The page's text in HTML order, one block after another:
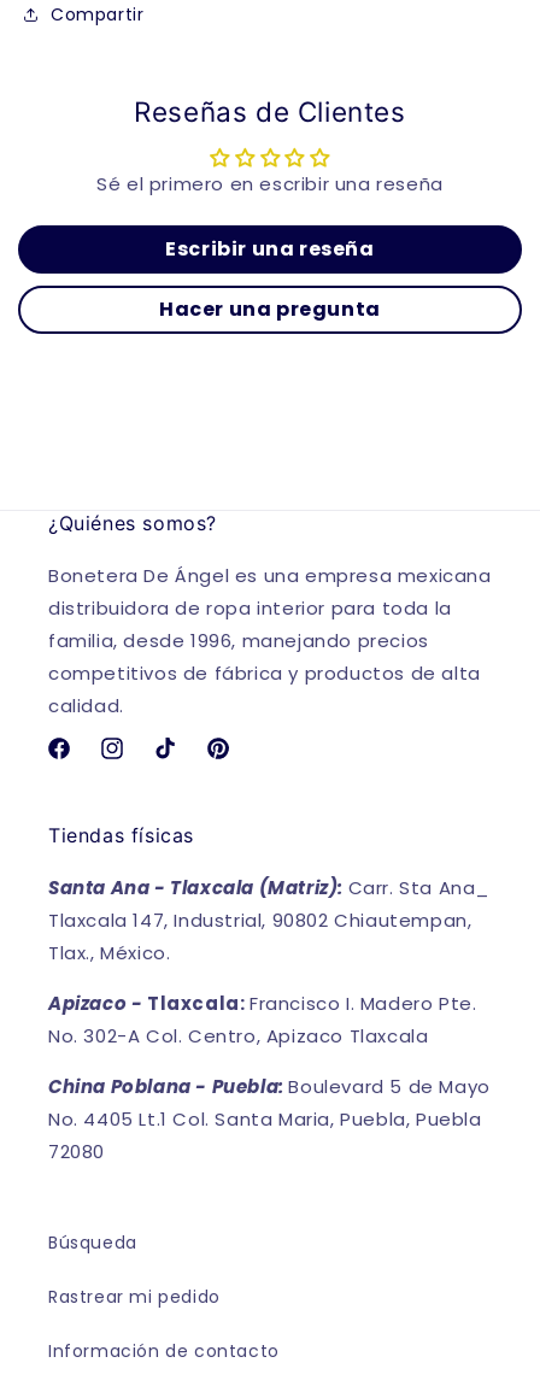
Compartir
Reseñas de Clientes
Sé el primero en escribir una reseña
Escribir una reseña
Hacer una pregunta
¿Quiénes somos?
Bonetera De Ángel es una empresa mexicana
distribuidora de ropa interior para toda la
familia, desde 1996, manejando precios
competitivos de fábrica y productos de alta
calidad.
FacebookInstagramTikTokPinterest
Tiendas físicas
Santa Ana - Tlaxcala (Matriz): Carr. Sta Ana_
Tlaxcala 147, Industrial, 90802 Chiautempan,
Tlax., México.
Apizaco - Tlaxcala:Francisco I. Madero Pte.
No. 302-A Col. Centro, Apizaco Tlaxcala
China Poblana - Puebla:Boulevard 5 de Mayo
No. 4405 Lt.1 Col. Santa Maria, Puebla, Puebla
72080
Búsqueda
Rastrear mi pedido
Información de contacto